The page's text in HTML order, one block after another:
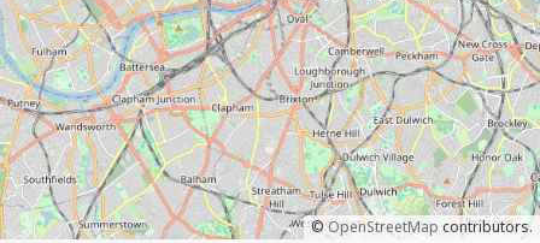
©OpenStreetMap contributors.